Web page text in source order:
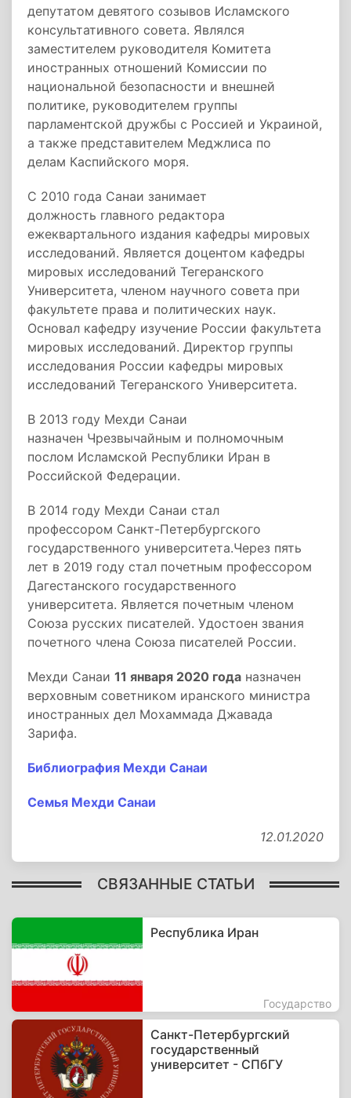
депутатом девятого созывов Исламского
консультативного совета. Являлся
заместителем руководителя Комитета
иностранных отношений Комиссии по
национальной безопасности и внешней
политике, руководителем группы
парламентской дружбы с Россией и Украиной,
а также представителем Меджлиса по
делам Каспийского моря.
С 2010 года Санаи занимает
должность главного редактора
ежеквартального издания кафедры мировых
исследований. Является доцентом кафедры
мировых исследований Тегеранского
Университета, членом научного совета при
факультете права и политических наук.
Основал кафедру изучение России факультета
мировых исследований. Директор группы
исследования России кафедры мировых
исследований Тегеранского Университета.
В 2013 году Мехди Санаи
назначен Чрезвычайным и полномочным
послом Исламской Республики Иран в
Российской Федерации.
В 2014 году Мехди Санаи стал
профессором Санкт-Петербургского
государственного университета.Через пять
лет в 2019 году стал почетным профессором
Дагестанского государственного
университета. Является почетным членом
Союза русских писателей. Удостоен звания
почетного члена Союза писателей России.
Мехди Санаи 11 января 2020 года назначен
верховным советником иранского министра
иностранных дел Мохаммада Джавада
Зарифа.
Библиография Мехди Санаи
Семья Мехди Санаи
12.01.2020
СВЯЗАННЫЕ СТАТЬИ
Республика Иран
Государство
Санкт-Петербургский
государственный
университет - СПбГУ